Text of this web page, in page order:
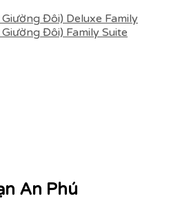
Đôi) Deluxe Family
Đôi) Family Suite
An Phú